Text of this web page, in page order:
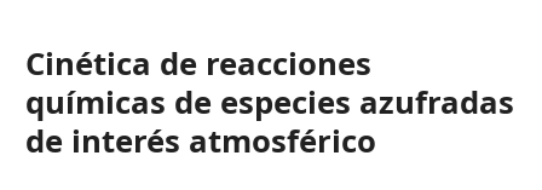
Cinética de reacciones
químicas de especies azufradas
de interés atmosférico